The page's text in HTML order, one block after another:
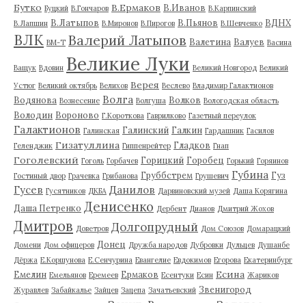
Бутко Буцкий В.Гончаров В.Ермаков В.Иванов В.Карпинский
В.Лапшин В.Латыпов В.Миронов В.Пирогов В.Пьянов В.Шевченко ВДНХ
ВЛК ВМ-Т Валерий Латыпов Валетина Валуев Васина
Ващук Вдовин Великие Луки Великий Новгород Великий
Устюг Великий октябрь Велихов Верея Веслево Владимир Галактионов
Водянова Вознесение Волга Волгуша Волков Вологодская область
Володин Вороново Г.Короткова Гаврилково Газетный переулок
Галактионов Галинская Галинский Галкин Гардашник Гасилов
Геленджик Гизатуллина Гиппенрейтер Гладков Гнап
Гоголевский Гоголь Горбачев Горицкий Горобец Горький Горяинов
Гостиный двор Грачевка Грибанова Груббстрем Грушевич Губина Гуз
Гусев Гусятников ДКБА Данилов Дарвиновский музей Даша Корягина
Даша Петренко Денисенко Дербент Дианов Дмитрий Жохов
Дмитров Доветров Долгопрудный Дом Союзов Домарацкий
Домени Дом офицеров Донец Дружба народов Дубровки Дульцев Душанбе
Дёржа Е.Коршунова Е.Сенчурина Евангелие Евдокимов Егорова Екатеринбург
Емелин Емельянов Еремеев Ермаков Есентуки Есин Есина Жариков
Журавлев Забайкалье Зайцев Зацепа Зачатьевский Звенигород